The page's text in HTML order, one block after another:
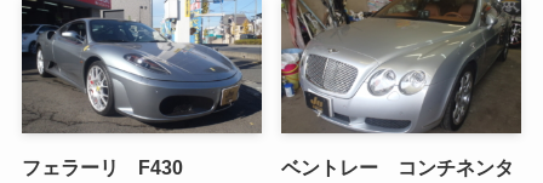
フェラーリ F430
ベントレー コンチネンタ